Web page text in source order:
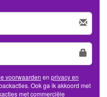
voorwaarden en privacy en